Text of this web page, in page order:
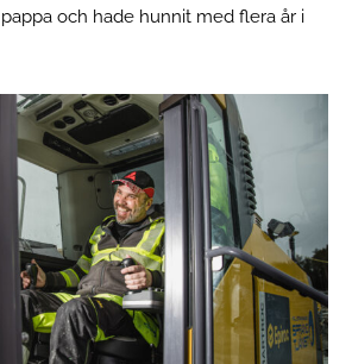
och hade hunnit med flera år i